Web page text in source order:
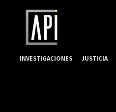
INVESTIGACIONES JUSTICIA